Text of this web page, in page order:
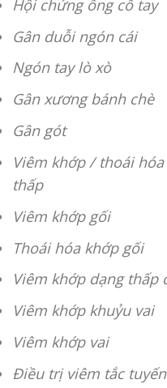
Hội chứng ống cổ tay
Gân duỗi ngón cái
Ngón tay lò xò
Gân xương bánh chè
Gân gót
Viêm khớp / thoái
thấp
Viêm khớp gối
Thoái hóa khớp gối
Viêm khớp dạng thấp
Viêm khớp khuỷu vai
Viêm khớp vai
Điều trị viêm tắc